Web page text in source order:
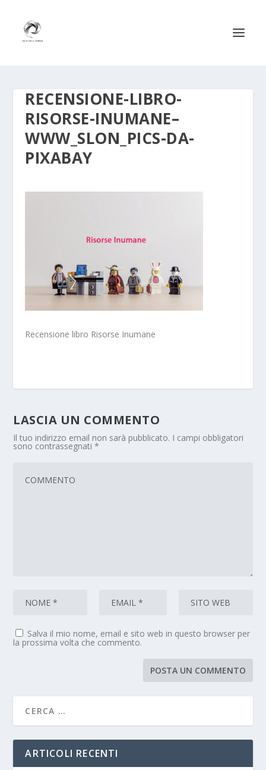
RECENSIONE-LIBRO-
RISORSE-INUMANE–
WWW_SLON_PICS-DA-
PIXABAY
Recensione libro Risorse Inumane
LASCIA UN COMMENTO
Il tuo indirizzo email non sarà pubblicato. I campi obbligatori
sono contrassegnati*
Salva il mio nome, email e sito web in questo browser per
la prossima volta che commento.
ARTICOLI RECENTI